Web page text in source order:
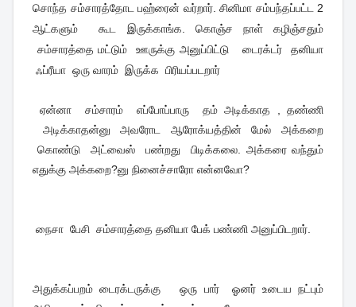
சொந்த சம்சாரத்தோட பஹ்ரைன் வர்றார். சினிமா சம்பந்தப்பட்ட 2
ஆட்களும் கூட இருக்காங்க. கொஞ்ச நாள் கழிஞ்சதும்
சம்சாரத்தை மட்டும் ஊருக்கு அனுப்பிட்டு டைரக்டர் தனியா
ஃப்ரீயா ஒரு வாரம் இருக்க பிரியப்படறார்
ஏன்னா சம்சாரம் எப்போப்பாரு தம் அடிக்காத , தண்ணி
அடிக்காதன்னு அவரோட ஆரோக்யத்தின் மேல் அக்கறை
கொண்டு அட்வைஸ் பண்றது பிடிக்கலை. அக்கரை வந்தும்
எதுக்கு அக்கறை?னு நினைச்சாரோ என்னவோ?
நைசா பேசி சம்சாரத்தை தனியா பேக் பண்ணி அனுப்பிடறார்.
அதுக்கப்பறம் டைரக்டருக்கு ஒரு பார் ஓனர் உடைய நட்பும்